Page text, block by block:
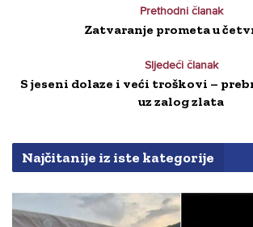
Prethodni članak
Zatvaranje prometa u
Sljedeći članak
S jeseni dolaze i veći troškovi –
uz zalog zlata
Najčitanije iz iste kategorije